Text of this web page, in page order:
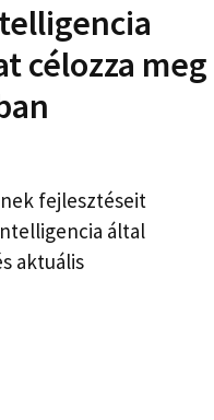
célozza meg
fejlesztéseit
által
aktuális